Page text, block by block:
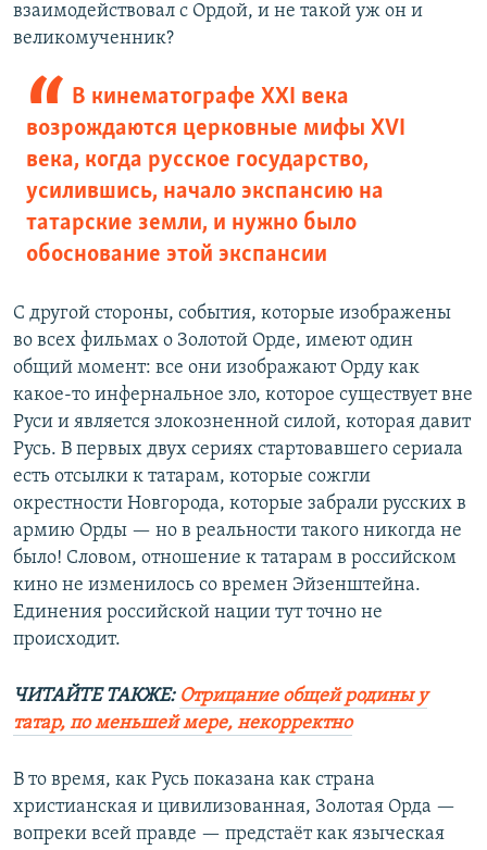
взаимодействовал с Ордой, и не такой уж он и
великомученник?
В кинематографе XXI века
возрождаются церковные мифы XVI
века, когда русское государство,
усилившись, начало экспансию на
татарские земли, и нужно было
обоснование этой экспансии
С другой стороны, события, которые изображены
во всех фильмах о Золотой Орде, имеют один
общий момент: все они изображают Орду как
какое-то инфернальное зло, которое существует вне
Руси и является злокозненной силой, которая давит
Русь. В первых двух сериях стартовавшего сериала
есть отсылки к татарам, которые сожгли
окрестности Новгорода, которые забрали русских в
армию Орды — но в реальности такого никогда не
было! Словом, отношение к татарам в российском
кино не изменилось со времен Эйзенштейна.
Единения российской нации тут точно не
происходит.
ЧИТАЙТЕ ТАКЖЕ: Отрицание общей родины у
татар, по меньшей мере, некорректно​
В то время, как Русь показана как страна
христианская и цивилизованная, Золотая Орда —
вопреки всей правде — предстаёт как языческая